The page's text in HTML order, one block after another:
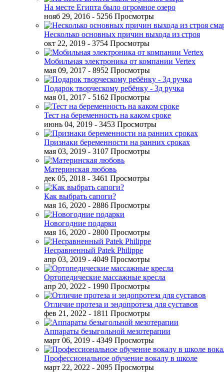
На месте Египта было огромное озеро
нояб 29, 2016 - 5256 Просмотры
Несколько основных причин выхода из строя
окт 22, 2019 - 3754 Просмотры
Мобильная электроника от компании Vertex
мая 09, 2017 - 8952 Просмотры
Подарок творческому ребёнку - 3д ручка
мая 01, 2017 - 5162 Просмотры
Тест на беременность на каком сроке
июнь 04, 2019 - 3453 Просмотры
Признаки беременности на ранних сроках
мая 03, 2019 - 3107 Просмотры
Материнская любовь
дек 05, 2018 - 3461 Просмотры
Как выбрать сапоги?
мая 16, 2020 - 2886 Просмотры
Новогодние подарки
мая 16, 2020 - 2800 Просмотры
Несравненный Patek Philippe
апр 03, 2019 - 4049 Просмотры
Ортопедические массажные кресла
апр 20, 2022 - 1990 Просмотры
Отличие протеза и эндопротеза для суставов
фев 21, 2022 - 1811 Просмотры
Аппараты безыгольной мезотерапии
март 06, 2019 - 4349 Просмотры
Профессиональное обучение вокалу в школе
март 22, 2022 - 2095 Просмотры